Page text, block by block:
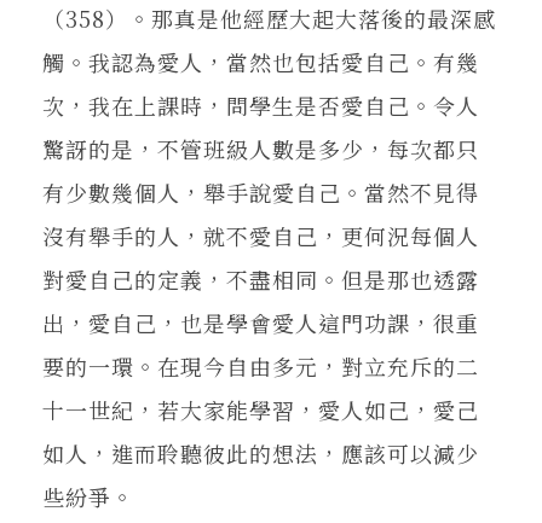
（358）。那真是他經歷大起大落後的最深感
觸。我認為愛人，當然也包括愛自己。有幾
次，我在上課時，問學生是否愛自己。令人
驚訝的是，不管班級人數是多少，每次都只
有少數幾個人，舉手說愛自己。當然不見得
沒有舉手的人，就不愛自己，更何況每個人
對愛自己的定義，不盡相同。但是那也透露
出，愛自己，也是學會愛人這門功課，很重
要的一環。在現今自由多元，對立充斥的二
十一世紀，若大家能學習，愛人如己，愛己
如人，進而聆聽彼此的想法，應該可以減少
些紛爭。